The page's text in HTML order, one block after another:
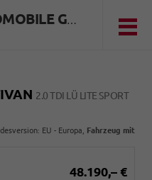
HUBER AUTOMOBILE GMBH
2.0 TDI LÜ LITE SPORT
EU - Europa, Fahrzeug mit
48.190,– €